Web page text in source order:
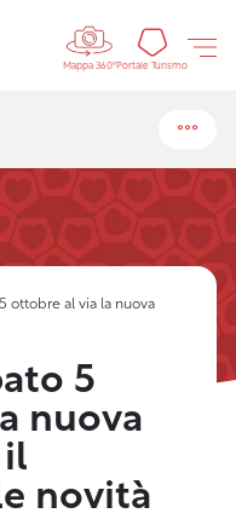
Controls
Mappa 360°Portale Turismo
5 ottobre al via la nuova
5
nuova
il
novità